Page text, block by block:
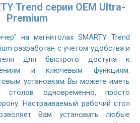
Trend серии OEM Ultra-
Premium
на магнитолах SMARTY Trend
разработан с учетом удобства и
для быстрого доступа к
и ключевым функциям.
установкам Вы можете иметь
столов одновременно, просто
Настраиваемый рабочий стол
Вам установить любые